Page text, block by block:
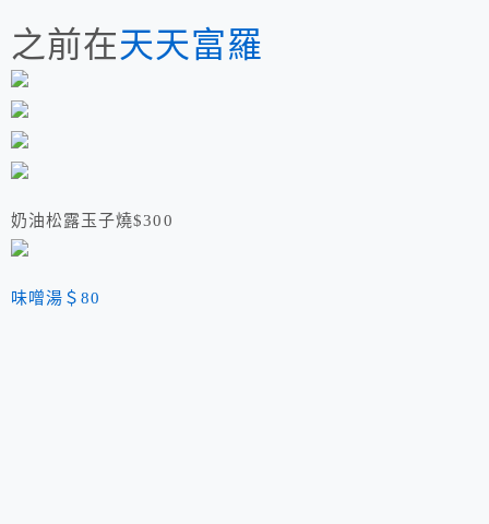
之前在天天富羅
奶油松露玉子燒$300
味噌湯＄80